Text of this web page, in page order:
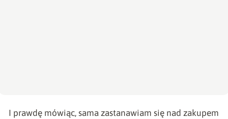
I prawdę mówiąc, sama zastanawiam się nad zakupem